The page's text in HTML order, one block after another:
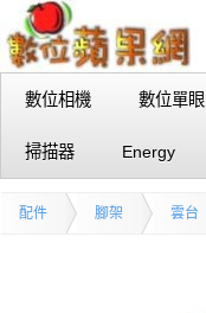
數位相機 數位單眼
掃描器 Energy
配件 腳架 雲台